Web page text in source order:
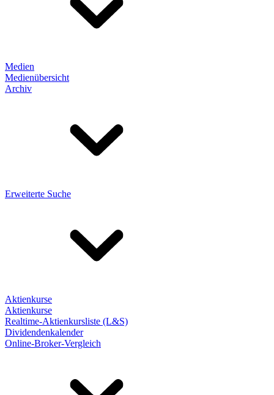
Medien
Medienübersicht
Archiv
Erweiterte Suche
Aktienkurse
Aktienkurse
Realtime-Aktienkursliste (L&S)
Dividendenkalender
Online-Broker-Vergleich